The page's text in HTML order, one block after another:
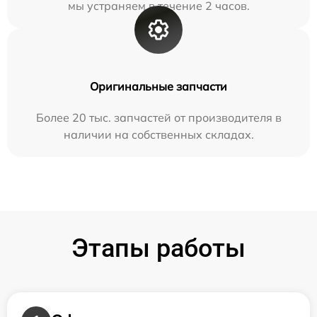
мы устраняем в течение 2 часов.
Оригинальные запчасти
Более 20 тыс. запчастей от производителя в
наличии на собственных складах.
Этапы работы